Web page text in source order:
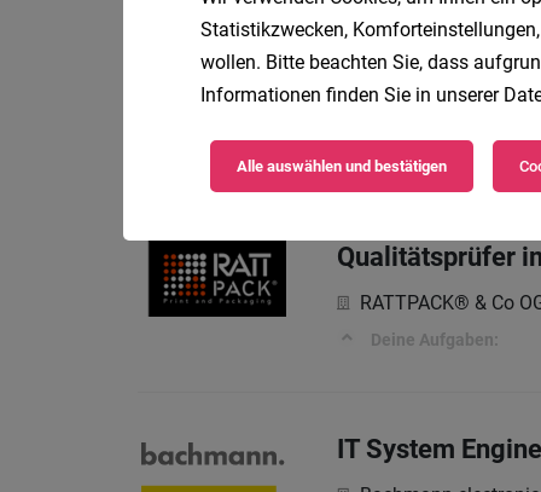
Konditor*in
Das erwartet dich
Qualitätsprüfer
RATTPACK® & Co
Deine Aufgaben:
IT System
Statistikzwecken,
wollen. Bitte beachten Sie, dass
Informationen finden Sie in unserer
Alle auswählen und bestätigen